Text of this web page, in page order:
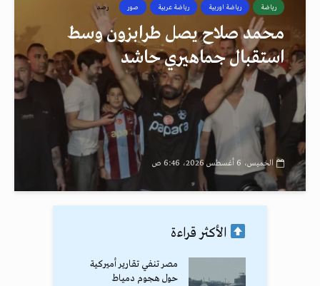
رياضة رياضة اوربية رياضة عربية صور رصد
محمد صلاح يصل طرابزون وسط
استقبال جماهيري حاشد
الخميس، 6 أغسطس 2026، 6:46 ص
الأكثر قراءة
مصر تنفي تقارير أميركية
حول هجوم دمياط